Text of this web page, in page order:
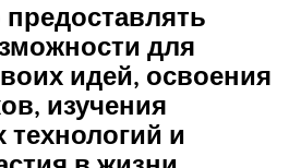
для
идей, освоения
изучения
и